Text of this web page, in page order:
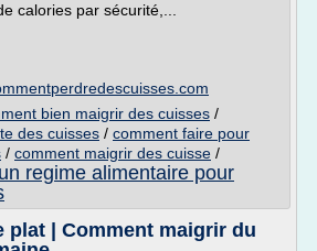
calories par sécurité,...
bien maigrir des cuisses /
des cuisses / comment faire pour
/ comment maigrir des cuisse /
regime alimentaire pour
plat | Comment maigrir du